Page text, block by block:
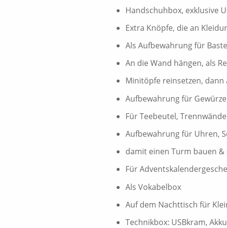
Handschuhbox, exklusive
Extra Knöpfe, die an
Als Aufbewahrung für
An die Wand hängen, als
Minitöpfe reinsetzen,
Aufbewahrung für
Für Teebeutel,
Aufbewahrung für Uhren,
damit einen Turm bauen
Für
Als Vokabelbox
Auf dem Nachttisch für
Technikbox: USBkram,